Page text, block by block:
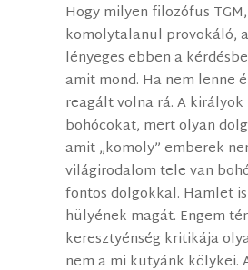
Hogy milyen filozófus
komolytalanul provokáló,
lényeges ebben a
amit mond. Ha nem lenne
reagált volna rá. A
bohócokat, mert olyan
amit „komoly” emberek
világirodalom tele van
fontos dolgokkal. Hamlet
hülyének magát. Engem
keresztyénség kritikája
nem a mi kutyánk kölykei.